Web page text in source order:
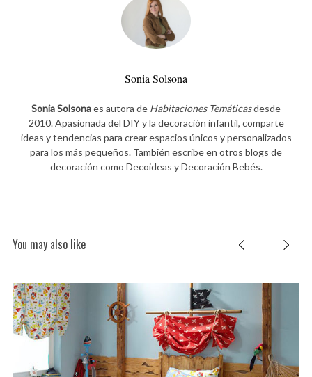
Sonia Solsona
Sonia Solsonaes autora de Habitaciones Temáticasdesde
2010. Apasionada del DIY y la decoración infantil, comparte
ideas y tendencias para crear espacios únicos y personalizados
para los más pequeños. También escribe en otros blogs de
decoración como Decoideas y Decoración Bebés.
You may also like
e
a
r
c